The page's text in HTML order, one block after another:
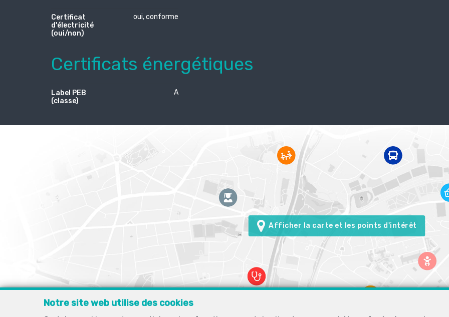
Certificat
d'électricité
(oui/non)
oui, conforme
Certificats énergétiques
Label PEB
(classe)
A
Afficher la carte et les points d'intérêt
Notre site web utilise des cookies